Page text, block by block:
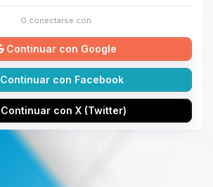
O conectarse con
Continuar con Google
Continuar con Facebook
Continuar con X (Twitter)